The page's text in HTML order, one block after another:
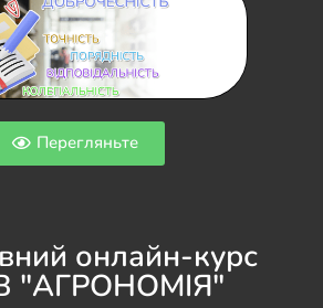
Перегляньте
онлайн-курс
"АГРОНОМІЯ"